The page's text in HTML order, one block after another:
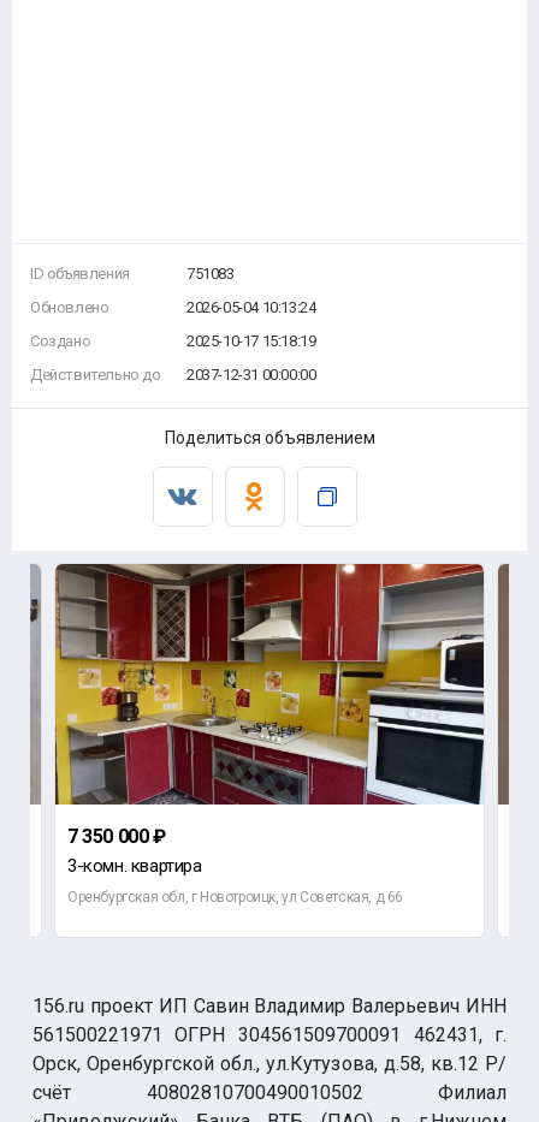
ID объявления
Обновлено
Создано
Действительно до
751083
2026-05-04 10:13:24
2025-10-17 15:18:19
2037-12-31 00:00:00
Поделиться объявлением
7 350 000 ₽
3-комн. квартира
Оренбургская обл, г Новотроицк, ул Советская, д 66
156.ru проект ИП Савин Владимир Валерьевич ИНН
561500221971 ОГРН 304561509700091 462431, г.
Орск, Оренбургской обл., ул.Кутузова, д.58, кв.12 Р/
счёт 40802810700490010502 Филиал